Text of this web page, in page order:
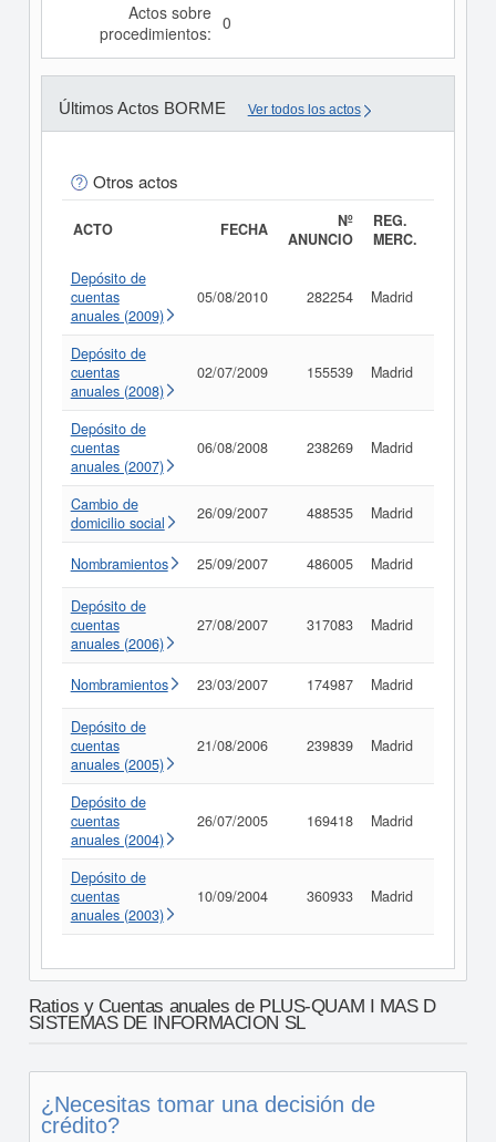
Actos sobre
procedimientos: 0
Últimos Actos BORME Ver todos los actos
Otros actos
ACTO FECHA
Nº
ANUNCIO
REG.
MERC.
Depósito de
cuentas
anuales (2009)
05/08/2010 282254 Madrid
Depósito de
cuentas
anuales (2008)
02/07/2009 155539 Madrid
Depósito de
cuentas
anuales (2007)
06/08/2008 238269 Madrid
Cambio de
domicilio social
26/09/2007 488535 Madrid
Nombramientos 25/09/2007 486005 Madrid
Depósito de
cuentas
anuales (2006)
27/08/2007 317083 Madrid
Nombramientos 23/03/2007 174987 Madrid
Depósito de
cuentas
anuales (2005)
21/08/2006 239839 Madrid
Depósito de
cuentas
anuales (2004)
26/07/2005 169418 Madrid
Depósito de
cuentas
anuales (2003)
10/09/2004 360933 Madrid
Ratios y Cuentas anuales de PLUS-QUAM I MAS D
SISTEMAS DE INFORMACION SL
¿Necesitas tomar una decisión de
crédito?